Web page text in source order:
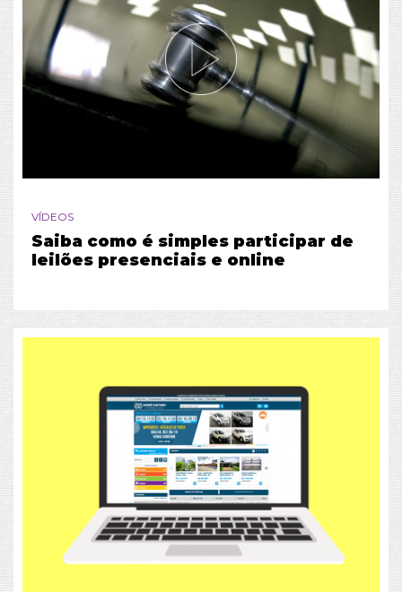
VÍDEOS
Saiba como é simples participar de
leilões presenciais e online